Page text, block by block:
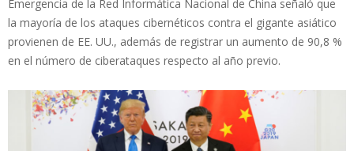
Emergencia de la Red Informática Nacional de China señaló que
la mayoría de los ataques cibernéticos contra el gigante asiático
provienen de EE. UU., además de registrar un aumento de 90,8 %
en el número de ciberataques respecto al año previo.